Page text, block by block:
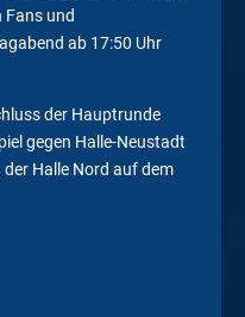
Fans und
ab 17:50 Uhr
der Hauptrunde
gegen Halle-Neustadt
Halle Nord auf dem